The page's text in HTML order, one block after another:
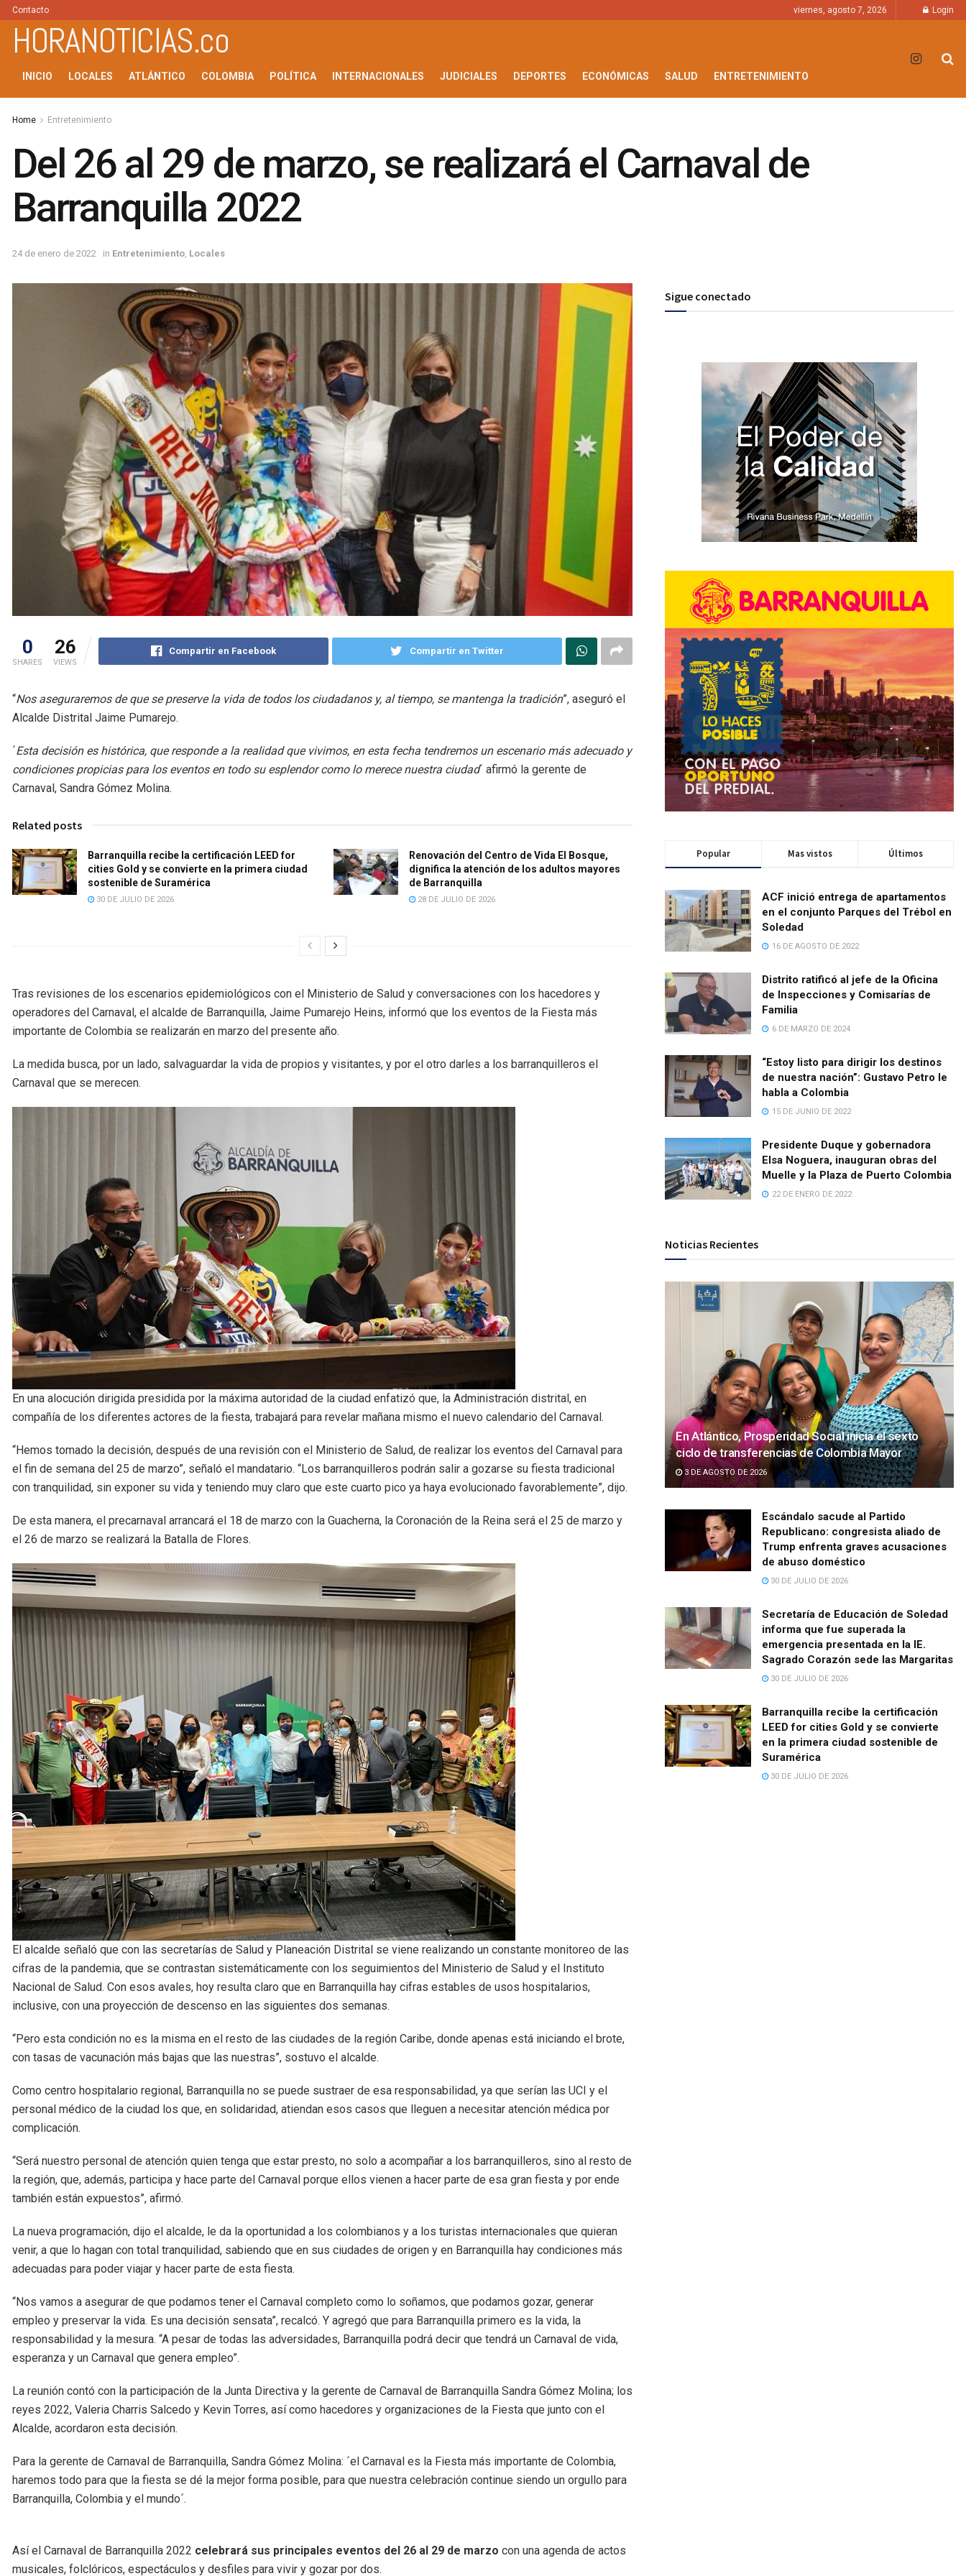
Contacto viernes, agosto 7, 2026 Login
HORANOTICIAS.co
INICIO LOCALES ATLÁNTICO COLOMBIA POLÍTICA INTERNACIONALES JUDICIALES DEPORTES ECONÓMICAS SALUD ENTRETENIMIENTO
Home Entretenimiento
Del 26 al 29 de marzo, se realizará el Carnaval de
Barranquilla 2022
24 de enero de 2022 in Entretenimiento, Locales
0
SHARES
26
VIEWS
Compartir en Facebook Compartir en Twitter
“Nos aseguraremos de que se preserve la vida de todos los ciudadanos y, al tiempo, se mantenga la tradición”, aseguró el
Alcalde Distrital Jaime Pumarejo.
´Esta decisión es histórica, que responde a la realidad que vivimos, en esta fecha tendremos un escenario más adecuado y
condiciones propicias para los eventos en todo su esplendor como lo merece nuestra ciudad´ afirmó la gerente de
Carnaval, Sandra Gómez Molina.
Related posts
Barranquilla recibe la certificación LEED for
cities Gold y se convierte en la primera ciudad
sostenible de Suramérica
30 DE JULIO DE 2026
Renovación del Centro de Vida El Bosque,
dignifica la atención de los adultos mayores
de Barranquilla
28 DE JULIO DE 2026
Tras revisiones de los escenarios epidemiológicos con el Ministerio de Salud y conversaciones con los hacedores y
operadores del Carnaval, el alcalde de Barranquilla, Jaime Pumarejo Heins, informó que los eventos de la Fiesta más
importante de Colombia se realizarán en marzo del presente año.
La medida busca, por un lado, salvaguardar la vida de propios y visitantes, y por el otro darles a los barranquilleros el
Carnaval que se merecen.
En una alocución dirigida presidida por la máxima autoridad de la ciudad enfatizó que, la Administración distrital, en
compañía de los diferentes actores de la fiesta, trabajará para revelar mañana mismo el nuevo calendario del Carnaval.
“Hemos tomado la decisión, después de una revisión con el Ministerio de Salud, de realizar los eventos del Carnaval para
el fin de semana del 25 de marzo”, señaló el mandatario. “Los barranquilleros podrán salir a gozarse su fiesta tradicional
con tranquilidad, sin exponer su vida y teniendo muy claro que este cuarto pico ya haya evolucionado favorablemente”, dijo.
De esta manera, el precarnaval arrancará el 18 de marzo con la Guacherna, la Coronación de la Reina será el 25 de marzo y
el 26 de marzo se realizará la Batalla de Flores.
El alcalde señaló que con las secretarías de Salud y Planeación Distrital se viene realizando un constante monitoreo de las
cifras de la pandemia, que se contrastan sistemáticamente con los seguimientos del Ministerio de Salud y el Instituto
Nacional de Salud. Con esos avales, hoy resulta claro que en Barranquilla hay cifras estables de usos hospitalarios,
inclusive, con una proyección de descenso en las siguientes dos semanas.
“Pero esta condición no es la misma en el resto de las ciudades de la región Caribe, donde apenas está iniciando el brote,
con tasas de vacunación más bajas que las nuestras”, sostuvo el alcalde.
Como centro hospitalario regional, Barranquilla no se puede sustraer de esa responsabilidad, ya que serían las UCI y el
personal médico de la ciudad los que, en solidaridad, atiendan esos casos que lleguen a necesitar atención médica por
complicación.
“Será nuestro personal de atención quien tenga que estar presto, no solo a acompañar a los barranquilleros, sino al resto de
la región, que, además, participa y hace parte del Carnaval porque ellos vienen a hacer parte de esa gran fiesta y por ende
también están expuestos”, afirmó.
La nueva programación, dijo el alcalde, le da la oportunidad a los colombianos y a los turistas internacionales que quieran
venir, a que lo hagan con total tranquilidad, sabiendo que en sus ciudades de origen y en Barranquilla hay condiciones más
adecuadas para poder viajar y hacer parte de esta fiesta.
“Nos vamos a asegurar de que podamos tener el Carnaval completo como lo soñamos, que podamos gozar, generar
empleo y preservar la vida. Es una decisión sensata”, recalcó. Y agregó que para Barranquilla primero es la vida, la
responsabilidad y la mesura. “A pesar de todas las adversidades, Barranquilla podrá decir que tendrá un Carnaval de vida,
esperanza y un Carnaval que genera empleo”.
La reunión contó con la participación de la Junta Directiva y la gerente de Carnaval de Barranquilla Sandra Gómez Molina; los
reyes 2022, Valeria Charris Salcedo y Kevin Torres, así como hacedores y organizaciones de la Fiesta que junto con el
Alcalde, acordaron esta decisión.
Para la gerente de Carnaval de Barranquilla, Sandra Gómez Molina: ´el Carnaval es la Fiesta más importante de Colombia,
haremos todo para que la fiesta se dé la mejor forma posible, para que nuestra celebración continue siendo un orgullo para
Barranquilla, Colombia y el mundo´.
Así el Carnaval de Barranquilla 2022 celebrará sus principales eventos del 26 al 29 de marzo con una agenda de actos
musicales, folclóricos, espectáculos y desfiles para vivir y gozar por dos.
Sigue conectado
Popular Mas vistos Últimos
ACF inició entrega de apartamentos
en el conjunto Parques del Trébol en
Soledad
16 DE AGOSTO DE 2022
Distrito ratificó al jefe de la Oficina
de Inspecciones y Comisarías de
Familia
6 DE MARZO DE 2024
“Estoy listo para dirigir los destinos
de nuestra nación”: Gustavo Petro le
habla a Colombia
15 DE JUNIO DE 2022
Presidente Duque y gobernadora
Elsa Noguera, inauguran obras del
Muelle y la Plaza de Puerto Colombia
22 DE ENERO DE 2022
Noticias Recientes
En Atlántico, Prosperidad Social inicia el sexto
ciclo de transferencias de Colombia Mayor
3 DE AGOSTO DE 2026
Escándalo sacude al Partido
Republicano: congresista aliado de
Trump enfrenta graves acusaciones
de abuso doméstico
30 DE JULIO DE 2026
Secretaría de Educación de Soledad
informa que fue superada la
emergencia presentada en la IE.
Sagrado Corazón sede las Margaritas
30 DE JULIO DE 2026
Barranquilla recibe la certificación
LEED for cities Gold y se convierte
en la primera ciudad sostenible de
Suramérica
30 DE JULIO DE 2026